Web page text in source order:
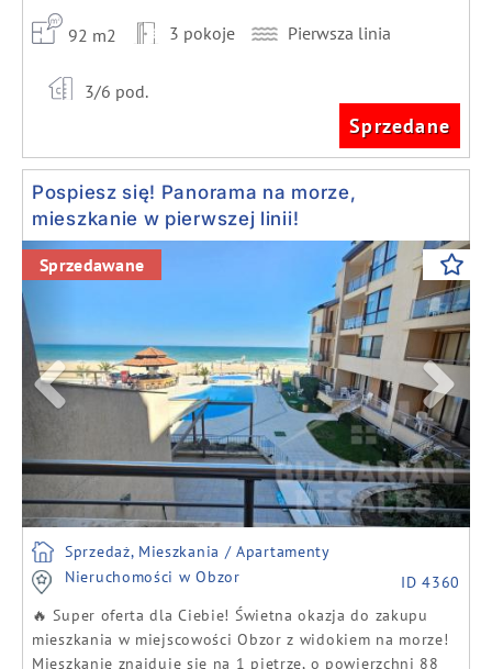
92 m2 3 pokoje Pierwsza linia
3/6 pod.
Sprzedane
Pospiesz się! Panorama na morze,
mieszkanie w pierwszej linii!
Previous Next
Sprzedawane
Sprzedaż, Mieszkania / Apartamenty
Nieruchomości w Obzor
ID 4360
🔥 Super oferta dla Ciebie! Świetna okazja do zakupu
mieszkania w miejscowości Obzor z widokiem na morze!
Mieszkanie znajduje się na 1 piętrze, o powierzchni 88